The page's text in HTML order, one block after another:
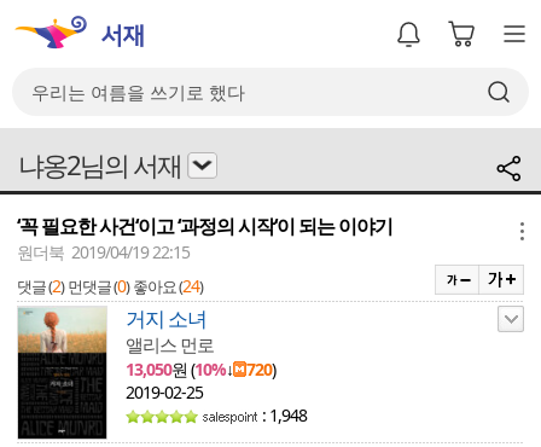
냐옹2님의 서재
‘꼭 필요한 사건‘이고 ‘과정의 시작‘이 되는 이야기
원더북 2019/04/19 22:15
댓글 (2) 먼댓글 (0) 좋아요 (24)
거지 소녀
앨리스 먼로
13,050원 (10%↓ 720)
2019-02-25
: 1,948